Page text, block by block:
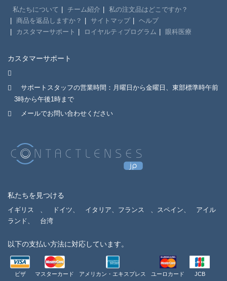
私たちについて チーム紹介
私の注文品はどこですか？
商品を返品しますか？
サイトマップ
ヘルプ
カスタマーサポート
ロイヤルティプログラム 眼科医療
カスタマーサポート
サポートスタッフの営業時間：月曜日から金曜日、東部標準時午前
3時から午後1時まで
メールでお問い合わせください
私たちを見つける
イギリス 、 ドイツ、 イタリア、フランス 、スペイン、
アイル
ランド、
台湾
以下の支払い方法に対応しています。
ビザ マスターカード アメリカン・エキスプレス ユーロカード JCB